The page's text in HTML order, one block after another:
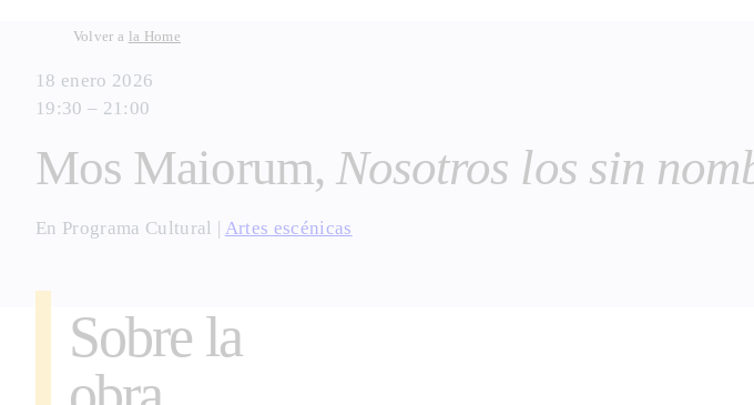
content
Volver a la Home
18 enero 2026
19:30 – 21:00
Mos Maiorum, Nosotros los sin
En Programa Cultural | Artes escénicas
Sobre la